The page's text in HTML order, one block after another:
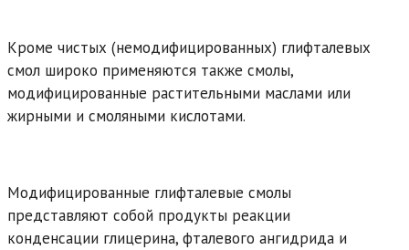
Кроме чистых (немодифицированных) глифталевых
смол широко применяются также смолы,
модифицированные растительными маслами или
жирными и смоляными кислотами.
Модифицированные глифталевые смолы
представляют собой продукты реакции
конденсации глицерина, фталевого ангидрида и